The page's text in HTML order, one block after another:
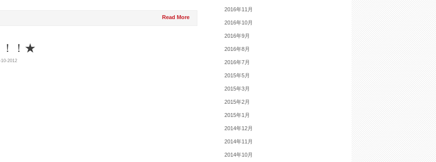
Read More
！！★
10-2012
2016年11月
2016年10月
2016年9月
2016年8月
2016年7月
2015年5月
2015年3月
2015年2月
2015年1月
2014年12月
2014年11月
2014年10月